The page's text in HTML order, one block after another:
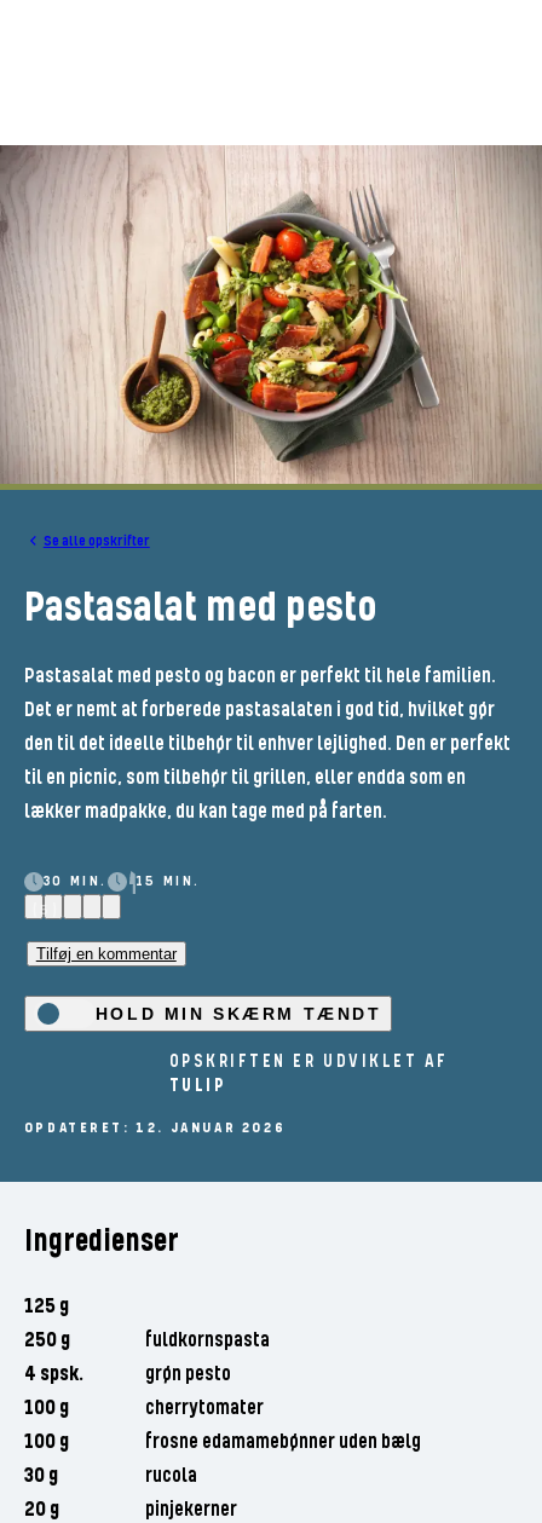
Se alle opskrifter
Pastasalat med pesto
Pastasalat med pesto og bacon er perfekt til hele familien.
Det er nemt at forberede pastasalaten i god tid, hvilket gør
den til det ideelle tilbehør til enhver lejlighed. Den er perfekt
til en picnic, som tilbehør til grillen, eller endda som en
lækker madpakke, du kan tage med på farten.
30 MIN.
15 MIN.
(5)
Tilføj en kommentar
HOLD MIN SKÆRM TÆNDT
OPSKRIFTEN ER UDVIKLET AF
TULIP
OPDATERET: 12. JANUAR 2026
Ingredienser
125 g
250 g
fuldkornspasta
4 spsk.
grøn pesto
100 g
cherrytomater
100 g
frosne edamamebønner uden bælg
30 g
rucola
20 g
pinjekerner